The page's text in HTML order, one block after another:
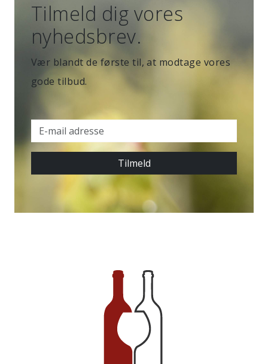
Tilmeld dig vores
nyhedsbrev.
Vær blandt de første til, at modtage vores
gode tilbud.
Tilmeld